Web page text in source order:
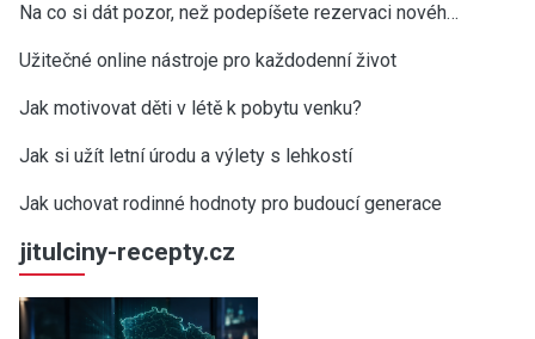
Na co si dát pozor, než podepíšete rezervaci novéh…
Užitečné online nástroje pro každodenní život
Jak motivovat děti v létě k pobytu venku?
Jak si užít letní úrodu a výlety s lehkostí
Jak uchovat rodinné hodnoty pro budoucí generace
jitulciny-recepty.cz